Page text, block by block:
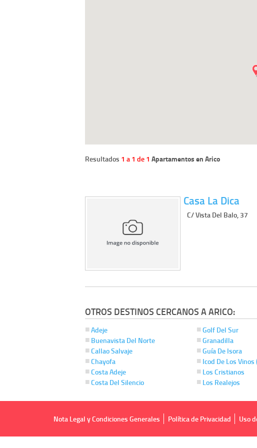
Resultados 1 a 1 de 1 Apartamentos en Arico
Casa La Dica
C/ Vista Del Balo, 37
OTROS DESTINOS CERCANOS A ARICO:
Adeje
Buenavista Del Norte
Callao Salvaje
Chayofa
Costa Adeje
Costa Del Silencio
Golf Del Sur
Granadilla
Guía De Isora
Icod De Los Vinos
Los Cristianos
Los Realejos
Nota Legal y Condiciones Generales Política de Privacidad Uso